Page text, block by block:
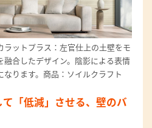
ラットプラス：左官仕上の土壁をモ
融合したデザイン。陰影による表情
なります。商品：ソイルクラフト
「低減」させる、壁のバ